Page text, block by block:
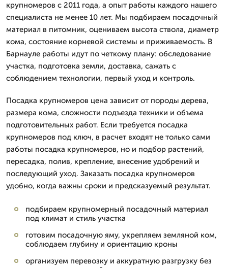
крупномеров с 2011 года, а опыт работы каждого нашего
специалиста не менее 10 лет. Мы подбираем посадочный
материал в питомник, оцениваем высота ствола, диаметр
кома, состояние корневой системы и приживаемость. В
Барнауле работы идут по четкому плану: обследование
участка, подготовка земли, доставка, сажать с
соблюдением технологии, первый уход и контроль.
Посадка крупномеров цена зависит от породы дерева,
размера кома, сложности подъезда техники и объема
подготовительных работ. Если требуется посадка
крупномеров под ключ, в расчет входят не только сами
работы посадка крупномеров, но и подбор растений,
пересадка, полив, крепление, внесение удобрений и
последующий уход. Заказать посадка крупномеров
удобно, когда важны сроки и предсказуемый результат.
подбираем крупномерный посадочный материал
под климат и стиль участка
готовим посадочную яму, укрепляем земляной ком,
соблюдаем глубину и ориентацию кроны
организуем перевозку и аккуратную разгрузку без